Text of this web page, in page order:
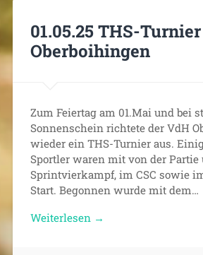
01.05.25 THS-
Oberboihingen
Zum Feiertag am 01.Mai und bei
Sonnenschein richtete der VdH
wieder ein THS-Turnier aus.
Sportler waren mit von der
Sprintvierkampf, im CSC sowie
Start. Begonnen wurde mit dem…
Weiterlesen →